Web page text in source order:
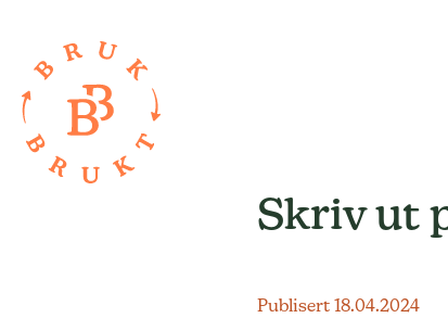
Skriv ut
Publisert 18.04.2024